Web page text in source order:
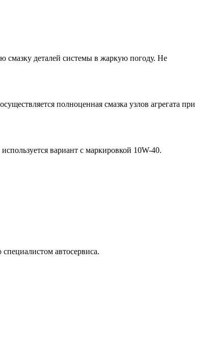
смазку деталей системы в жаркую погоду. Не
полноценная смазка узлов агрегата при
вариант с маркировкой 10W-40.
автосервиса.